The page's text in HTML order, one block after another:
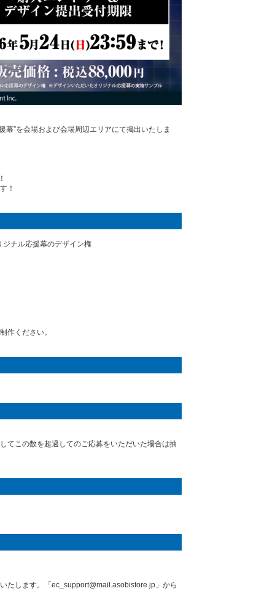
”を会場および会場周辺エリアにて掲出いたしま
！
ナル応援幕のデザイン権
作ください。
てこの数を超過してのご応募をいただいた場合は抽
たします。「ec_support@mail.asobistore.jp」から